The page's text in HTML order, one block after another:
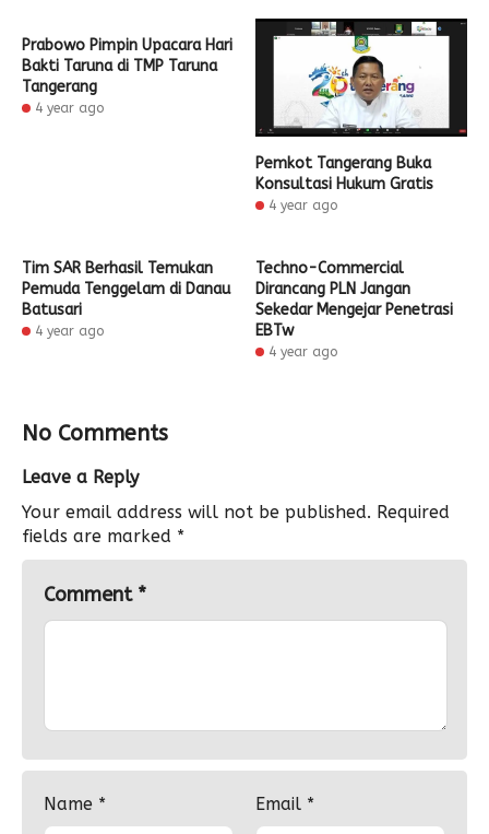
Prabowo Pimpin Upacara Hari
Bakti Taruna di TMP Taruna
Tangerang
4 year ago
Pemkot Tangerang Buka
Konsultasi Hukum Gratis
4 year ago
Tim SAR Berhasil Temukan
Pemuda Tenggelam di Danau
Batusari
4 year ago
Techno-Commercial
Dirancang PLN Jangan
Sekedar Mengejar Penetrasi
EBTw
4 year ago
No Comments
Leave a Reply
Your email address will not be published. Required
fields are marked *
Comment *
Name * Email *